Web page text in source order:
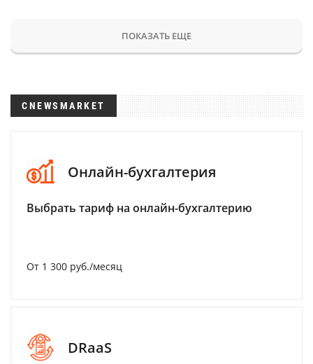
ПОКАЗАТЬ ЕЩЕ
CNEWSMARKET
Онлайн-бухгалтерия
Выбрать тариф на онлайн-бухгалтерию
От 1 300 руб./месяц
DRaaS